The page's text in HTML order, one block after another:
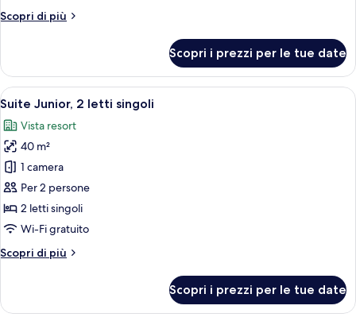
singoli
Scopri di più
Altri
Junior,
letti
Scopri i prezzi per le tue date
Apri
tutte
le
foto
per
Suite
Junior,
2
singoli
Una camera d'albergo con balcone,
5
Suite Junior, 2 letti singoli
Vista resort
40 m²
1 camera
Per 2 persone
2 letti singoli
Wi-Fi gratuito
Scopri di più
Altri
Junior,
Scopri i prezzi per le tue date